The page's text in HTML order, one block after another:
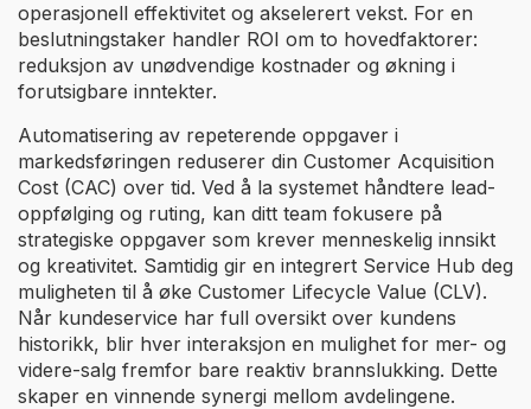
operasjonell effektivitet og akselerert vekst. For en
beslutningstaker handler ROI om to hovedfaktorer:
reduksjon av unødvendige kostnader og økning i
forutsigbare inntekter.
Automatisering av repeterende oppgaver i
markedsføringen reduserer din Customer Acquisition
Cost (CAC) over tid. Ved å la systemet håndtere lead-
oppfølging og ruting, kan ditt team fokusere på
strategiske oppgaver som krever menneskelig innsikt
og kreativitet. Samtidig gir en integrert Service Hub deg
muligheten til å øke Customer Lifecycle Value (CLV).
Når kundeservice har full oversikt over kundens
historikk, blir hver interaksjon en mulighet for mer- og
videre-salg fremfor bare reaktiv brannslukking. Dette
skaper en vinnende synergi mellom avdelingene.